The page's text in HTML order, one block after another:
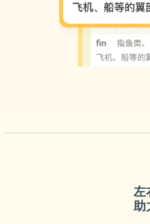
左
助